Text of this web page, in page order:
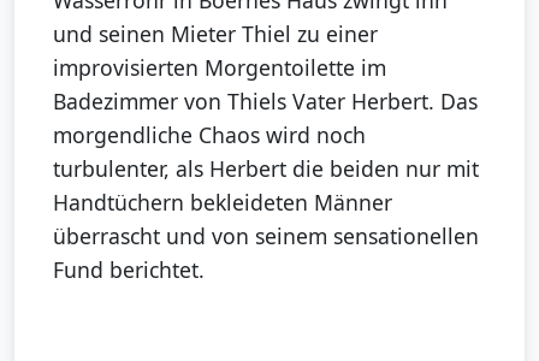
und seinen Mieter Thiel zu einer
improvisierten Morgentoilette im
Badezimmer von Thiels Vater Herbert. Das
morgendliche Chaos wird noch
turbulenter, als Herbert die beiden nur mit
Handtüchern bekleideten Männer
überrascht und von seinem sensationellen
Fund berichtet.